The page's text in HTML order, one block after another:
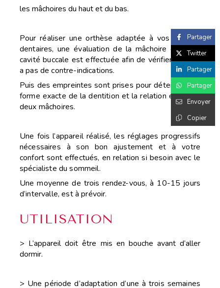
les mâchoires du haut et du bas.
Pour réaliser une orthèse adaptée à vos arcades
dentaires, une évaluation de la mâchoire et de la
cavité buccale est effectuée afin de vérifier qu’il n’y
a pas de contre-indications.
Puis des empreintes sont prises pour déterminer la
forme exacte de la dentition et la relation entre les
deux mâchoires.
Une fois l’appareil réalisé, les réglages progressifs
nécessaires à son bon ajustement et à votre
confort sont effectués, en relation si besoin avec le
spécialiste du sommeil.
Une moyenne de trois rendez-vous, à 10-15 jours
d’intervalle,est à prévoir.
UTILISATION
> L’appareil doit être mis en bouche avant d’aller
dormir.
> Une période d’adaptation d’une à trois semaines
Partager
Twitter
Partager
Partager
Envoyer
Copier